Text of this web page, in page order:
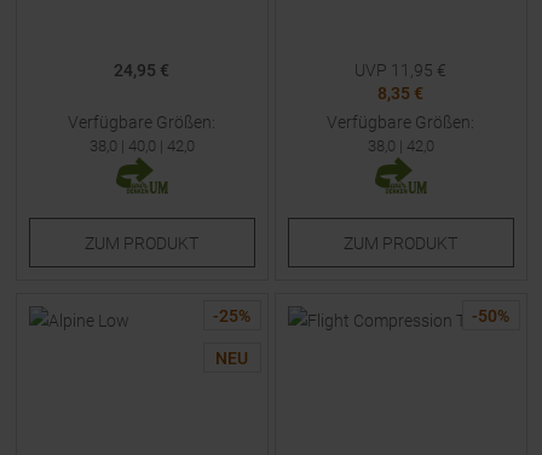
24,95 €
Verfügbare Größen:
38,0 | 40,0 | 42,0
ZUM PRODUKT
UVP 11,95 €
8,35 €
Verfügbare Größen:
38,0 | 42,0
ZUM PRODUKT
-25%
NEU
-50%